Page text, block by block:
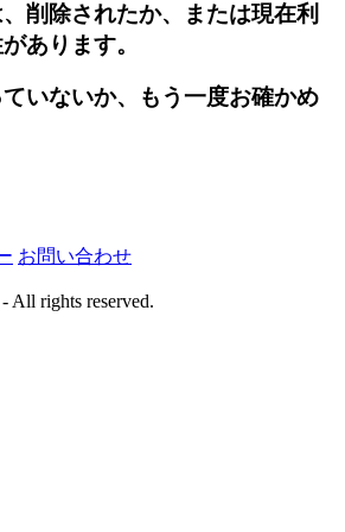
削除されたか、または現在利
あります。
いないか、もう一度お確かめ
お問い合わせ
All rights reserved.